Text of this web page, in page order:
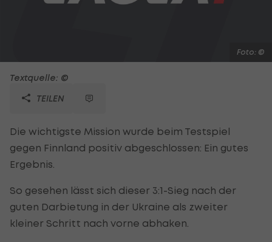
Foto: ©
Textquelle: ©
TEILEN
Die wichtigste Mission wurde beim Testspiel
gegen Finnland positiv abgeschlossen: Ein gutes
Ergebnis.
So gesehen lässt sich dieser 3:1-Sieg nach der
guten Darbietung in der Ukraine als zweiter
kleiner Schritt nach vorne abhaken.